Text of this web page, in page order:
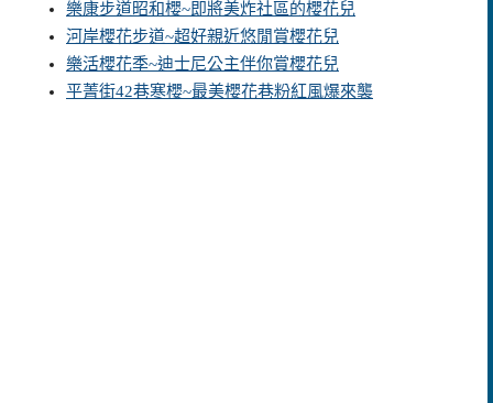
樂康步道昭和櫻~即將美炸社區的櫻花兒
河岸櫻花步道~超好親近悠閒賞櫻花兒
樂活櫻花季~迪士尼公主伴你賞櫻花兒
平菁街42巷寒櫻~最美櫻花巷粉紅風爆來襲